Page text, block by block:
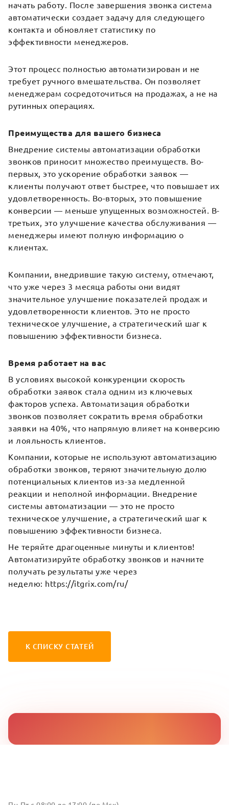
начать работу. После завершения звонка система
автоматически создает задачу для следующего
контакта и обновляет статистику по
эффективности менеджеров.
Этот процесс полностью автоматизирован и не
требует ручного вмешательства. Он позволяет
менеджерам сосредоточиться на продажах, а не на
рутинных операциях.
Преимущества для вашего бизнеса
Внедрение системы автоматизации обработки
звонков приносит множество преимуществ. Во-
первых, это ускорение обработки заявок —
клиенты получают ответ быстрее, что повышает их
удовлетворенность. Во-вторых, это повышение
конверсии — меньше упущенных возможностей. В-
третьих, это улучшение качества обслуживания —
менеджеры имеют полную информацию о
клиентах.
Компании, внедрившие такую систему, отмечают,
что уже через 3 месяца работы они видят
значительное улучшение показателей продаж и
удовлетворенности клиентов. Это не просто
техническое улучшение, а стратегический шаг к
повышению эффективности бизнеса.
Время работает на вас
В условиях высокой конкуренции скорость
обработки заявок стала одним из ключевых
факторов успеха. Автоматизация обработки
звонков позволяет сократить время обработки
заявки на 40%, что напрямую влияет на конверсию
и лояльность клиентов.
Компании, которые не используют автоматизацию
обработки звонков, теряют значительную долю
потенциальных клиентов из-за медленной
реакции и неполной информации. Внедрение
системы автоматизации — это не просто
техническое улучшение, а стратегический шаг к
повышению эффективности бизнеса.
Не теряйте драгоценные минуты и клиентов!
Автоматизируйте обработку звонков и начните
получать результаты уже через
неделю: https://itgrix.com/ru/
К СПИСКУ СТАТЕЙ